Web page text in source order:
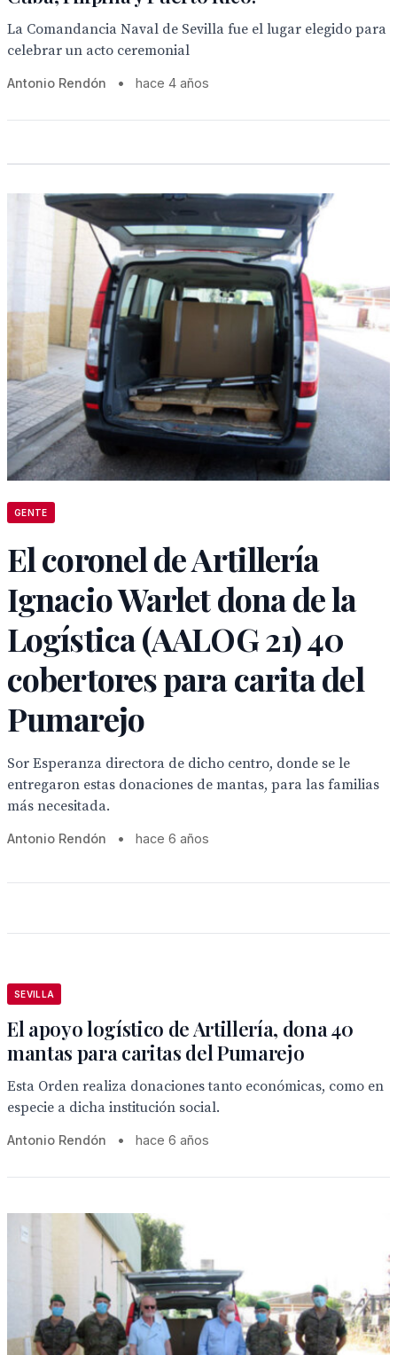
La Comandancia Naval de Sevilla fue el lugar elegido para
celebrar un acto ceremonial
Antonio Rendón • hace 4 años
GENTE
El coronel de Artillería
Ignacio Warlet dona de la
Logística (AALOG 21) 40
cobertores para carita del
Pumarejo
Sor Esperanza directora de dicho centro, donde se le
entregaron estas donaciones de mantas, para las familias
más necesitada.
Antonio Rendón • hace 6 años
SEVILLA
El apoyo logístico de Artillería, dona 40
mantas para caritas del Pumarejo
Esta Orden realiza donaciones tanto económicas, como en
especie a dicha institución social.
Antonio Rendón • hace 6 años